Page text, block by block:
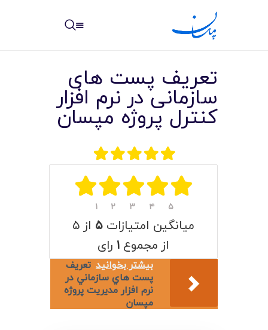
خانه
نوشته ها
مرکز آموزش
امکانات
سیستم ها
لیست قیمت محصولات
تعریف پست های
سازمانی در نرم افزار
کنترل پروژه مپسان
۱ ۲ ۳ ۴ ۵
میانگین امتیازات ۵ از ۵
از مجموع ۱ رای
بیشتر بخوانید تعريف
پست هاي سازماني در
نرم افزار مدیریت پروژه
مپسان